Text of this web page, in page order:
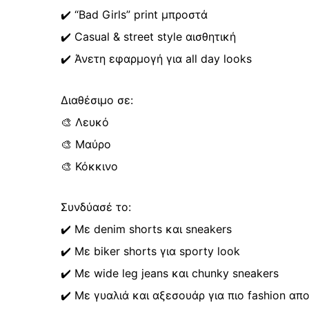
✔️ “Bad Girls” print μπροστά
✔️ Casual & street style αισθητική
✔️ Άνετη εφαρμογή για all day looks
Διαθέσιμο σε:
🎨 Λευκό
🎨 Μαύρο
🎨 Κόκκινο
Συνδύασέ το:
✔️ Με denim shorts και sneakers
✔️ Με biker shorts για sporty look
✔️ Με wide leg jeans και chunky sneakers
✔️ Με γυαλιά και αξεσουάρ για πιο fashion